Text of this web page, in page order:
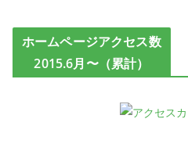
ホームページアクセス数
2015.6月〜（累計）